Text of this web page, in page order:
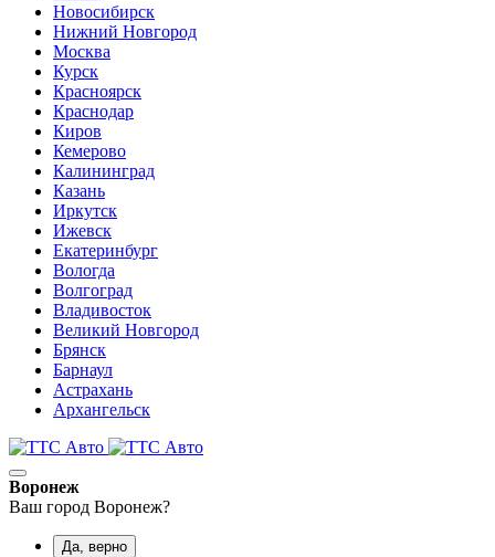
Новосибирск
Нижний Новгород
Москва
Курск
Красноярск
Краснодар
Киров
Кемерово
Калининград
Казань
Иркутск
Ижевск
Екатеринбург
Вологда
Волгоград
Владивосток
Великий Новгород
Брянск
Барнаул
Астрахань
Архангельск
Воронеж
Ваш город Воронеж?
Да, верно